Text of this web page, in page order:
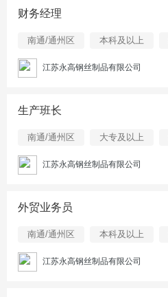
财务经理
南通/通州区 本科及以上
江苏永高钢丝制品有限公司
生产班长
南通/通州区 大专及以上
江苏永高钢丝制品有限公司
外贸业务员
南通/通州区 本科及以上
江苏永高钢丝制品有限公司